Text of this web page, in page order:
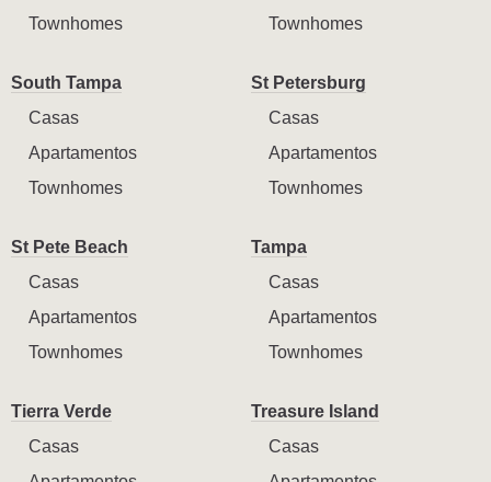
Townhomes
Townhomes
South Tampa
Casas
Apartamentos
Townhomes
St Petersburg
Casas
Apartamentos
Townhomes
St Pete Beach
Casas
Apartamentos
Townhomes
Tampa
Casas
Apartamentos
Townhomes
Tierra Verde
Casas
Treasure Island
Casas